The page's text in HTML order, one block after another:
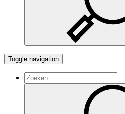
Toggle navigation